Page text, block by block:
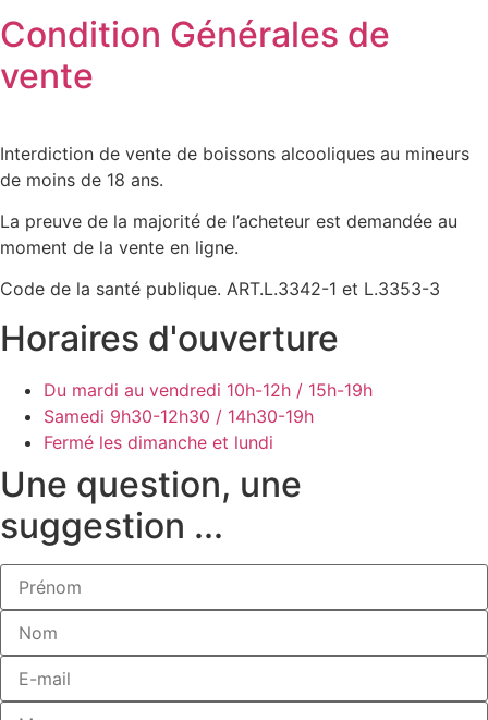
Condition Générales de
vente
Interdiction de vente de boissons alcooliques au mineurs
de moins de 18 ans.
La preuve de la majorité de l’acheteur est demandée au
moment de la vente en ligne.
Code de la santé publique. ART.L.3342-1 et L.3353-3
Horaires d'ouverture
Du mardi au vendredi 10h-12h / 15h-19h
Samedi 9h30-12h30 / 14h30-19h
Fermé les dimanche et lundi
Une question, une
suggestion ...